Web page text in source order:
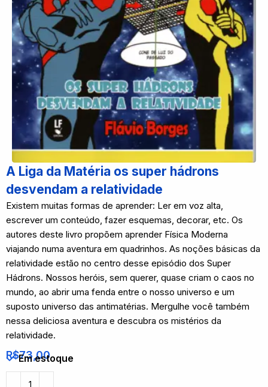
A Liga da Matéria os super hádrons
desvendam a relatividade
Existem muitas formas de aprender: Ler em voz alta,
escrever um conteúdo, fazer esquemas, decorar, etc. Os
autores deste livro propõem aprender Física Moderna
viajando numa aventura em quadrinhos. As noções básicas da
relatividade estão no centro desse episódio dos Super
Hádrons. Nossos heróis, sem querer, quase criam o caos no
mundo, ao abrir uma fenda entre o nosso universo e um
suposto universo das antimatérias. Mergulhe você também
nessa deliciosa aventura e descubra os mistérios da
relatividade.
R$73,00
Em estoque